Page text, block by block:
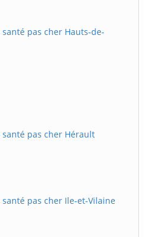
pas cher Hauts-de-
pas cher Hérault
pas cher Ile-et-Vilaine